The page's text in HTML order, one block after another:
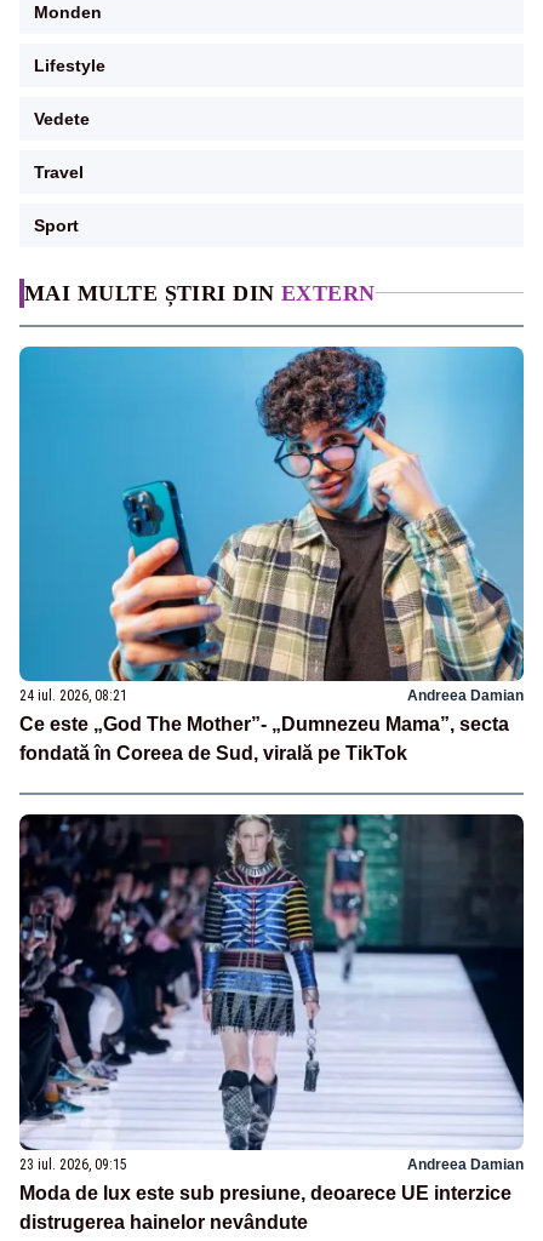
MAI MULTE ȘTIRI DIN EXTERN
24 iul. 2026, 08:21 Andreea Damian
Ce este „God The Mother”- „Dumnezeu Mama”, secta
fondată în Coreea de Sud, virală pe TikTok
23 iul. 2026, 09:15 Andreea Damian
Moda de lux este sub presiune, deoarece UE interzice
distrugerea hainelor nevândute
Monden
Lifestyle
Vedete
Travel
Sport